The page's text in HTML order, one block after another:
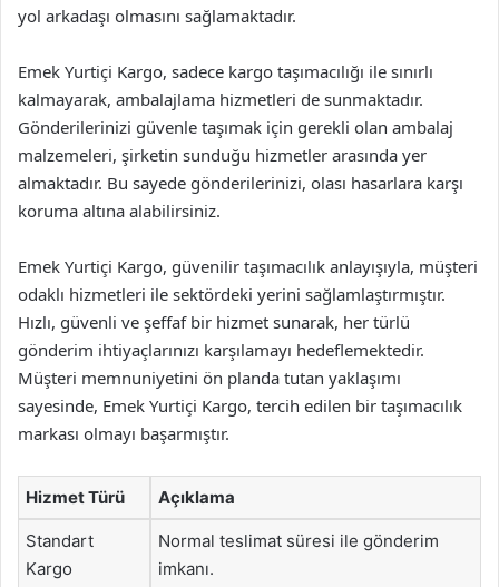
yol arkadaşı olmasını sağlamaktadır.
Emek Yurtiçi Kargo, sadece kargo taşımacılığı ile sınırlı
kalmayarak, ambalajlama hizmetleri de sunmaktadır.
Gönderilerinizi güvenle taşımak için gerekli olan ambalaj
malzemeleri, şirketin sunduğu hizmetler arasında yer
almaktadır. Bu sayede gönderilerinizi, olası hasarlara karşı
koruma altına alabilirsiniz.
Emek Yurtiçi Kargo, güvenilir taşımacılık anlayışıyla, müşteri
odaklı hizmetleri ile sektördeki yerini sağlamlaştırmıştır.
Hızlı, güvenli ve şeffaf bir hizmet sunarak, her türlü
gönderim ihtiyaçlarınızı karşılamayı hedeflemektedir.
Müşteri memnuniyetini ön planda tutan yaklaşımı
sayesinde, Emek Yurtiçi Kargo, tercih edilen bir taşımacılık
markası olmayı başarmıştır.
Hizmet Türü Açıklama
Standart
Kargo
Normal teslimat süresi ile gönderim
imkanı.